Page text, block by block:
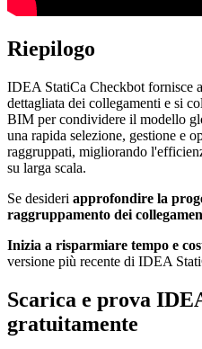
Riepilogo
IDEA StatiCa Checkbot fornisce
dettagliata dei collegamenti e si
BIM per condividere il modello
una rapida selezione, gestione e
raggruppati, migliorando
su larga scala.
Se desideri approfondire la
raggruppamento dei
Inizia a risparmiare tempo e
versione più recente di IDEA
Scarica e prova
gratuitamente